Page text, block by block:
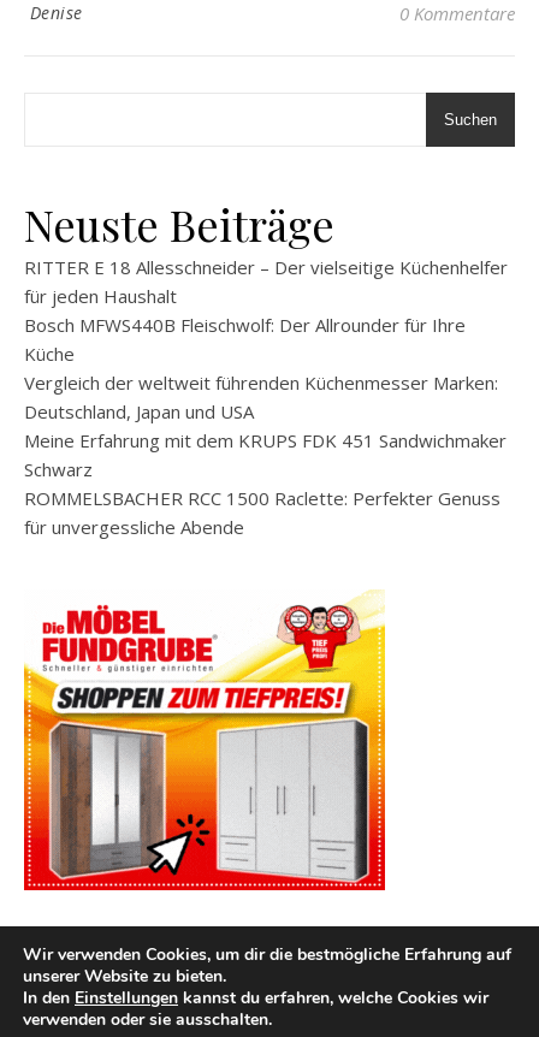
Denise 0 Kommentare
Suchen
Neuste Beiträge
RITTER E 18 Allesschneider – Der vielseitige Küchenhelfer
für jeden Haushalt
Bosch MFWS440B Fleischwolf: Der Allrounder für Ihre
Küche
Vergleich der weltweit führenden Küchenmesser Marken:
Deutschland, Japan und USA
Meine Erfahrung mit dem KRUPS FDK 451 Sandwichmaker
Schwarz
ROMMELSBACHER RCC 1500 Raclette: Perfekter Genuss
für unvergessliche Abende
2026 kuechenutensilien.net ©
Wir verwenden Cookies, um dir die bestmögliche Erfahrung auf
unserer Website zu bieten.
In den Einstellungen kannst du erfahren, welche Cookies wir
verwenden oder sie ausschalten.